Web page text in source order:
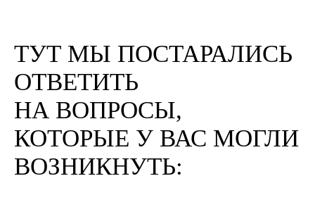
ТУТ МЫ ПОСТАРАЛИСЬ
ОТВЕТИТЬ
НА ВОПРОСЫ,
КОТОРЫЕ У ВАС МОГЛИ
ВОЗНИКНУТЬ: